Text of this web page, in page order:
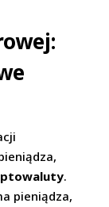
.
pieniądza,